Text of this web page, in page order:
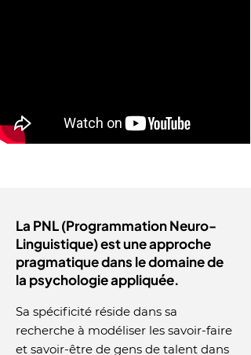
La PNL (Programmation Neuro-
Linguistique) est une approche
pragmatique dans le domaine de
la psychologie appliquée.
Sa spécificité réside dans sa
recherche à modéliser les savoir-faire
et savoir-être de gens de talent dans